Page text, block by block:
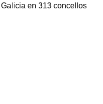
Galicia en 313 concellos